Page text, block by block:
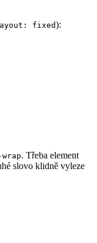
fixed):
. Třeba element
slovo klidně vyleze